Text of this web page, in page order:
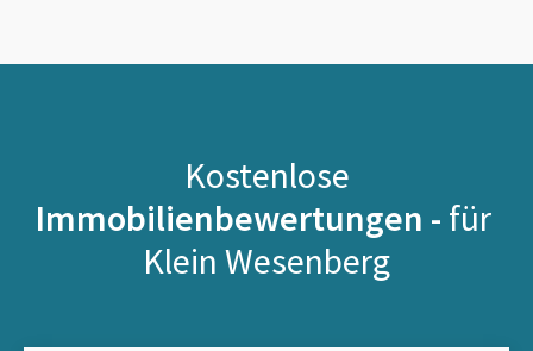
Kostenlose
Immobilienbewertungen - für
Klein Wesenberg